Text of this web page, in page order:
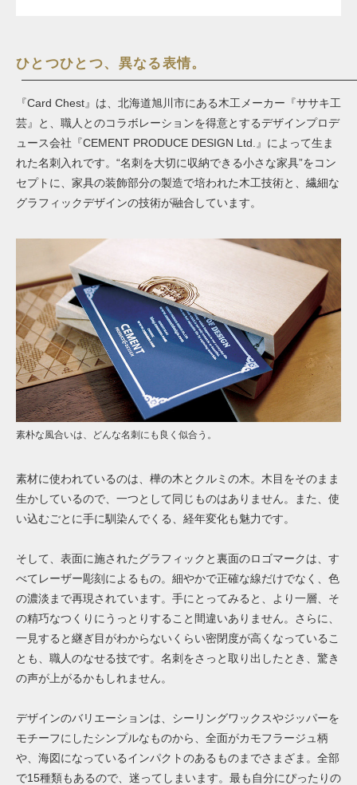
ひとつひとつ、異なる表情。
『Card Chest』は、北海道旭川市にある木工メーカー『ササキ工
芸』と、職人とのコラボレーションを得意とするデザインプロデ
ュース会社『CEMENT PRODUCE DESIGN Ltd.』によって生ま
れた名刺入れです。“名刺を大切に収納できる小さな家具”をコン
セプトに、家具の装飾部分の製造で培われた木工技術と、繊細な
グラフィックデザインの技術が融合しています。
素朴な風合いは、どんな名刺にも良く似合う。
素材に使われているのは、樺の木とクルミの木。木目をそのまま
生かしているので、一つとして同じものはありません。また、使
い込むごとに手に馴染んでくる、経年変化も魅力です。
そして、表面に施されたグラフィックと裏面のロゴマークは、す
べてレーザー彫刻によるもの。細やかで正確な線だけでなく、色
の濃淡まで再現されています。手にとってみると、より一層、そ
の精巧なつくりにうっとりすること間違いありません。さらに、
一見すると継ぎ目がわからないくらい密閉度が高くなっているこ
とも、職人のなせる技です。名刺をさっと取り出したとき、驚き
の声が上がるかもしれません。
デザインのバリエーションは、シーリングワックスやジッパーを
モチーフにしたシンプルなものから、全面がカモフラージュ柄
や、海図になっているインパクトのあるものまでさまざま。全部
で15種類もあるので、迷ってしまいます。最も自分にぴったりの